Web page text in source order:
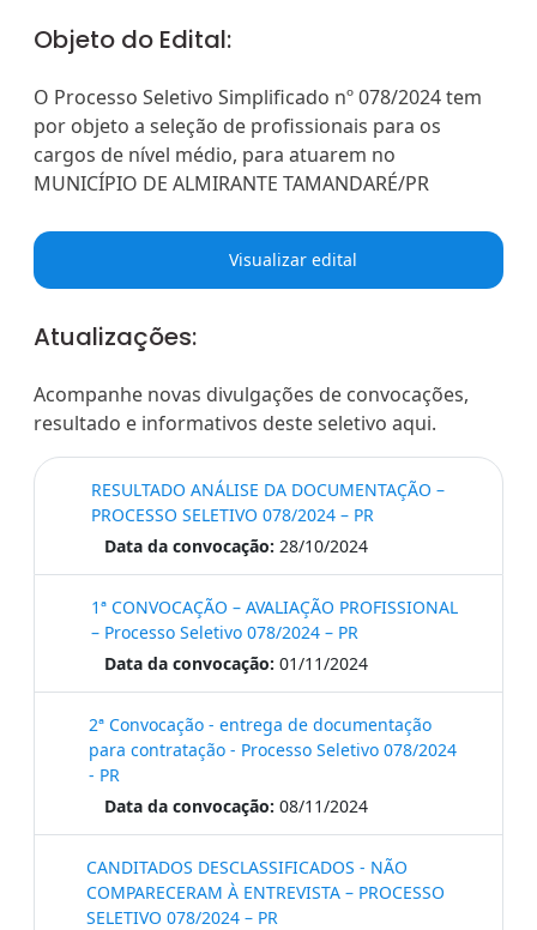
Objeto do Edital:
O Processo Seletivo Simplificado nº 078/2024 tem
por objeto a seleção de profissionais para os
cargos de nível médio, para atuarem no
MUNICÍPIO DE ALMIRANTE TAMANDARÉ/PR
Visualizar edital
Atualizações:
Acompanhe novas divulgações de convocações,
resultado e informativos deste seletivo aqui.
RESULTADO ANÁLISE DA DOCUMENTAÇÃO –
PROCESSO SELETIVO 078/2024 – PR
Data da convocação: 28/10/2024
1ª CONVOCAÇÃO – AVALIAÇÃO PROFISSIONAL
– Processo Seletivo 078/2024 – PR
Data da convocação: 01/11/2024
2ª Convocação - entrega de documentação
para contratação - Processo Seletivo 078/2024
- PR
Data da convocação: 08/11/2024
CANDITADOS DESCLASSIFICADOS - NÃO
COMPARECERAM À ENTREVISTA – PROCESSO
SELETIVO 078/2024 – PR